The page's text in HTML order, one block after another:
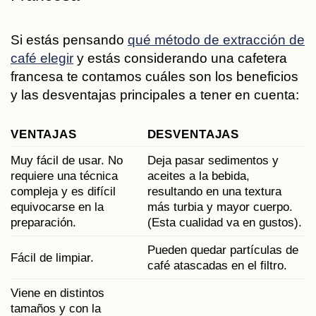
Si estás pensando qué método de extracción de
café elegir y estás considerando una cafetera
francesa te contamos cuáles son los beneficios
y las desventajas principales a tener en cuenta:
VENTAJAS
DESVENTAJAS
Muy fácil de usar. No
requiere una técnica
compleja y es difícil
equivocarse en la
preparación.
Deja pasar sedimentos y
aceites a la bebida,
resultando en una textura
más turbia y mayor cuerpo.
(Esta cualidad va en gustos).
Fácil de limpiar.
Pueden quedar partículas de
café atascadas en el filtro.
Viene en distintos
tamaños y con la